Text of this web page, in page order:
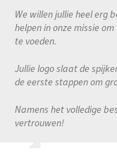
We willen jullie heel erg
helpen in onze missie
te voeden.
Jullie logo slaat de
de eerste stappen om
Namens het volledige
vertrouwen!